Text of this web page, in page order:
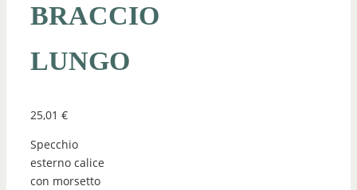
BRACCIO
LUNGO
25,01 €
Specchio
esterno calice
con morsetto